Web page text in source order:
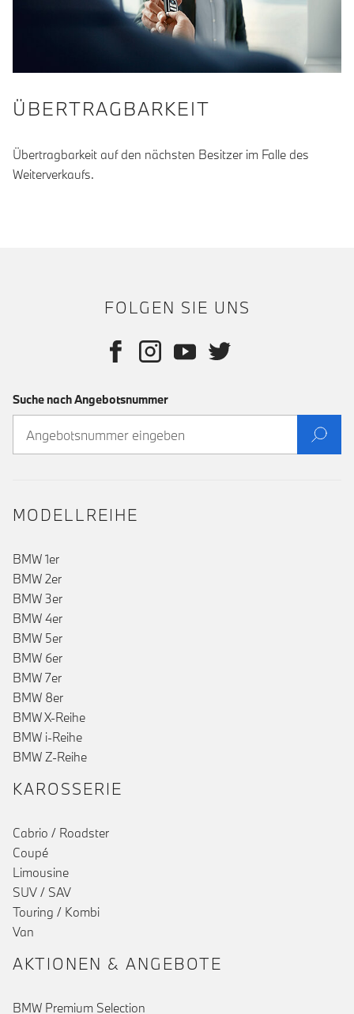
ÜBERTRAGBARKEIT
Übertragbarkeit auf den nächsten Besitzer im Falle des
Weiterverkaufs.
FOLGEN SIE UNS
Suche nach Angebotsnummer
MODELLREIHE
BMW 1er
BMW 2er
BMW 3er
BMW 4er
BMW 5er
BMW 6er
BMW 7er
BMW 8er
BMW X-Reihe
BMW i-Reihe
BMW Z-Reihe
KAROSSERIE
Cabrio / Roadster
Coupé
Limousine
SUV / SAV
Touring / Kombi
Van
AKTIONEN & ANGEBOTE
BMW Premium Selection